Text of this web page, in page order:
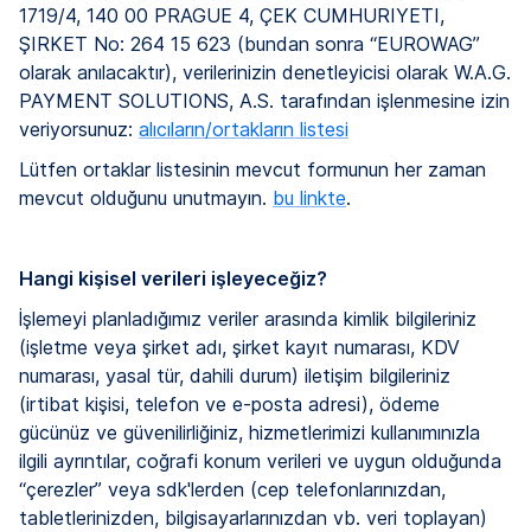
1719/4, 140 00 PRAGUE 4, ÇEK CUMHURIYETI,
ŞIRKET No: 264 15 623 (bundan sonra “EUROWAG”
olarak anılacaktır), verilerinizin denetleyicisi olarak W.A.G.
PAYMENT SOLUTIONS, A.S. tarafından işlenmesine izin
veriyorsunuz: alıcıların/ortakların listesi
Lütfen ortaklar listesinin mevcut formunun her zaman
mevcut olduğunu unutmayın. bu linkte.
Hangi kişisel verileri işleyeceğiz?
İşlemeyi planladığımız veriler arasında kimlik bilgileriniz
(işletme veya şirket adı, şirket kayıt numarası, KDV
numarası, yasal tür, dahili durum) iletişim bilgileriniz
(irtibat kişisi, telefon ve e-posta adresi), ödeme
gücünüz ve güvenilirliğiniz, hizmetlerimizi kullanımınızla
ilgili ayrıntılar, coğrafi konum verileri ve uygun olduğunda
“çerezler” veya sdk'lerden (cep telefonlarınızdan,
tabletlerinizden, bilgisayarlarınızdan vb. veri toplayan)